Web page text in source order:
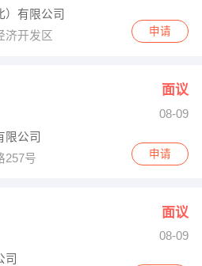
）有限公司
济开发区
申请
面议
08-09
限公司
257号
申请
面议
08-09
司